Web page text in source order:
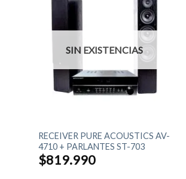
SIN EXISTENCIAS
RECEIVER PURE ACOUSTICS AV-
4710 + PARLANTES ST-703
$819.990